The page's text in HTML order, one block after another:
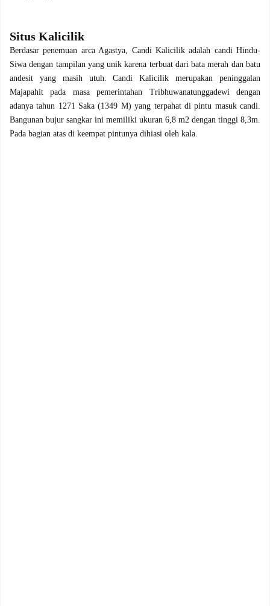
Situs Kalicilik
Berdasar penemuan arca Agastya, Candi Kalicilik adalah candi Hindu-
Siwa dengan tampilan yang unik karena terbuat dari bata merah dan batu
andesit yang masih utuh. Candi Kalicilik merupakan peninggalan
Majapahit pada masa pemerintahan Tribhuwanatunggadewi dengan
adanya tahun 1271 Saka (1349 M) yang terpahat di pintu masuk candi.
Bangunan bujur sangkar ini memiliki ukuran 6,8 m2 dengan tinggi 8,3m.
Pada bagian atas di keempat pintunya dihiasi oleh kala.